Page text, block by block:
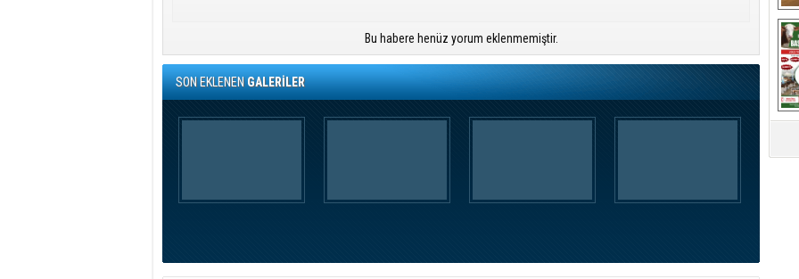
Bu habere henüz yorum eklenmemiştir.
SON EKLENENGALERİLER